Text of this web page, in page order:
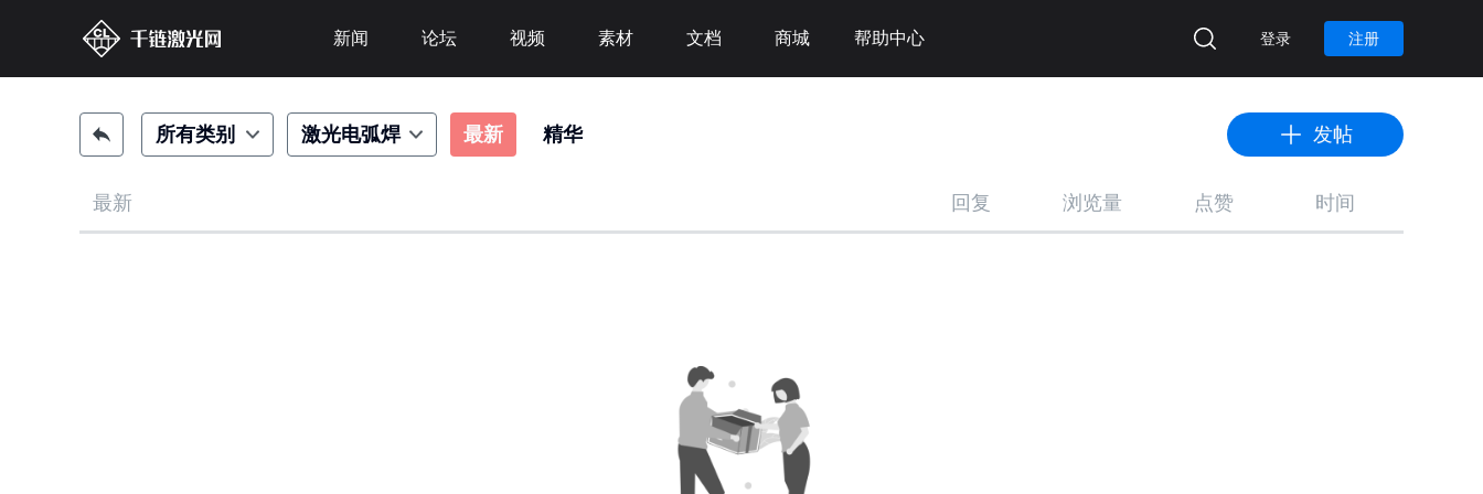
新闻 论坛 视频 素材 文档 商城 帮助中心 登录 注册
所有类别 激光电弧焊 最新 精华 发帖
最新 回复 浏览量 点赞 时间